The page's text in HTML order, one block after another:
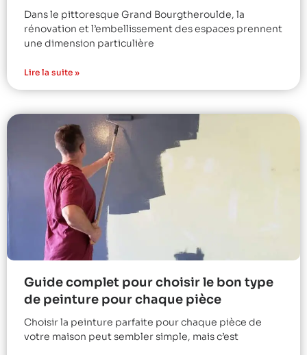
Dans le pittoresque Grand Bourgtheroulde, la
rénovation et l’embellissement des espaces prennent
une dimension particulière
Lire la suite »
Guide complet pour choisir le bon type
de peinture pour chaque pièce
Choisir la peinture parfaite pour chaque pièce de
votre maison peut sembler simple, mais c’est